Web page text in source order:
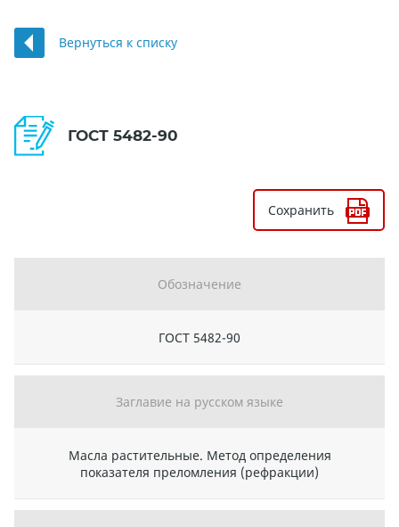
Вернуться к списку
ГОСТ 5482-90
Сохранить
Обозначение
ГОСТ 5482-90
Заглавие на русском языке
Масла растительные. Метод определения
показателя преломления (рефракции)